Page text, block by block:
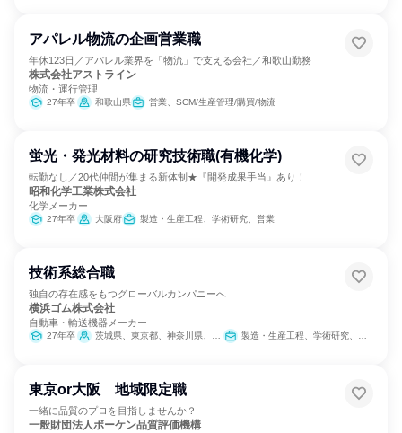
アパレル物流の企画営業職
年休123日／アパレル業界を「物流」で支える会社／和歌山勤務
株式会社アストライン
物流・運行管理
27年卒 和歌山県 営業、SCM/生産管理/購買/物流
蛍光・発光材料の研究技術職(有機化学)
転勤なし／20代仲間が集まる新体制★『開発成果手当』あり！
昭和化学工業株式会社
化学メーカー
27年卒 大阪府 製造・生産工程、学術研究、営業
技術系総合職
独自の存在感をもつグローバルカンパニーへ
横浜ゴム株式会社
自動車・輸送機器メーカー
27年卒 茨城県、東京都、神奈川県、長野県、静岡県、愛知県、三重県、広島県 製造・生産工程、学術研究、法務/知財、IT
東京or大阪 地域限定職
一緒に品質のプロを目指しませんか？
一般財団法人ボーケン品質評価機構